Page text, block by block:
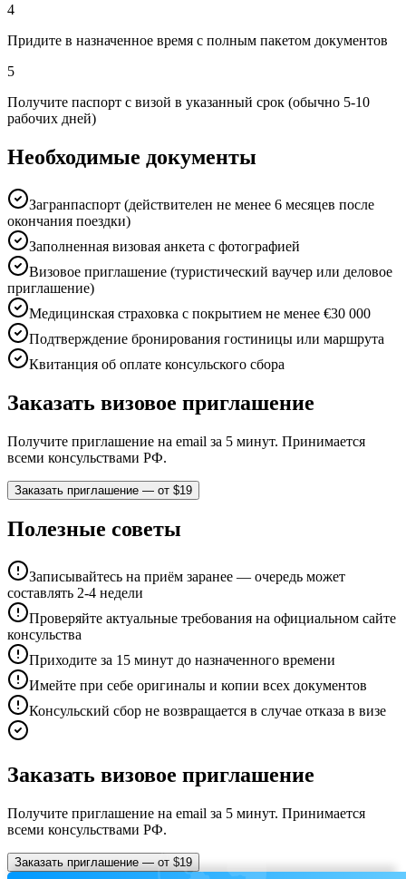
4
Придите в назначенное время с полным пакетом документов
5
Получите паспорт с визой в указанный срок (обычно 5-10
рабочих дней)
Необходимые документы
Загранпаспорт (действителен не менее 6 месяцев после
окончания поездки)
Заполненная визовая анкета с фотографией
Визовое приглашение (туристический ваучер или деловое
приглашение)
Медицинская страховка с покрытием не менее €30 000
Подтверждение бронирования гостиницы или маршрута
Квитанция об оплате консульского сбора
Заказать визовое приглашение
Получите приглашение на email за 5 минут. Принимается
всеми консульствами РФ.
Заказать приглашение — от $19
Полезные советы
Записывайтесь на приём заранее — очередь может
составлять 2-4 недели
Проверяйте актуальные требования на официальном сайте
консульства
Приходите за 15 минут до назначенного времени
Имейте при себе оригиналы и копии всех документов
Консульский сбор не возвращается в случае отказа в визе
Заказать визовое приглашение
Получите приглашение на email за 5 минут. Принимается
всеми консульствами РФ.
Заказать приглашение — от $19